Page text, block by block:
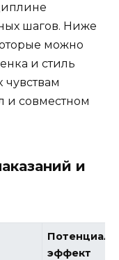
шагов. Ниже
можно
и стиль
и совместном
и
эффект